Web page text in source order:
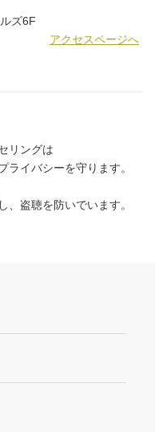
ズ6F
アクセスページへ
リングは
ライバシーを守ります。
、盗聴を防いでいます。